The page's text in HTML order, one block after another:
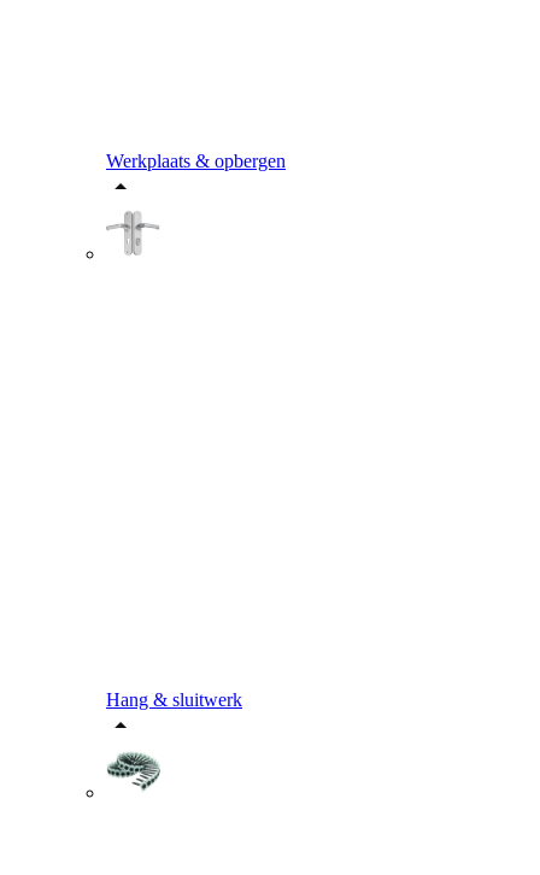
Werkplaats & opbergen
Hang & sluitwerk